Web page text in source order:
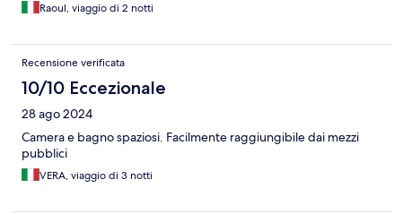
Raoul, viaggio di 2 notti
Recensione verificata
10/10 Eccezionale
28 ago 2024
Camera e bagno spaziosi. Facilmente raggiungibile dai mezzi
pubblici
VERA, viaggio di 3 notti